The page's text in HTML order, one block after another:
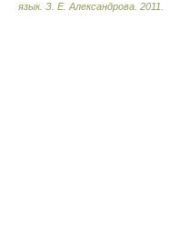
язык. З. Е. Александрова 2011